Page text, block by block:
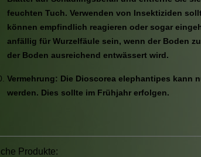
feuchten Tuch. Verwenden von Insektiziden
können empfindlich reagieren oder sogar
anfällig für Wurzelfäule sein, wenn der Boden
der Boden ausreichend entwässert wird.
Vermehrung: Die Dioscorea elephantipes kann
werden. Dies sollte im Frühjahr erfolgen.
Produkte: